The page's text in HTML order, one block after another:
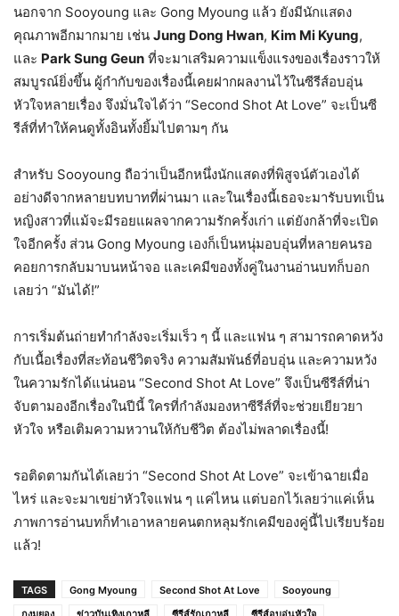
นอกจาก Sooyoung และ Gong Myoung แล้ว ยังมีนักแสดง
คุณภาพอีกมากมาย เช่น Jung Dong Hwan, Kim Mi Kyung,
และ Park Sung Geun ที่จะมาเสริมความแข็งแรงของเรื่องราวให้
สมบูรณ์ยิ่งขึ้น ผู้กำกับของเรื่องนี้เคยฝากผลงานไว้ในซีรีส์อบอุ่น
หัวใจหลายเรื่อง จึงมั่นใจได้ว่า “Second Shot At Love” จะเป็นซี
รีส์ที่ทำให้คนดูทั้งอินทั้งยิ้มไปตามๆ กัน
สำหรับ Sooyoung ถือว่าเป็นอีกหนึ่งนักแสดงที่พิสูจน์ตัวเองได้
อย่างดีจากหลายบทบาทที่ผ่านมา และในเรื่องนี้เธอจะมารับบทเป็น
หญิงสาวที่แม้จะมีรอยแผลจากความรักครั้งเก่า แต่ยังกล้าที่จะเปิด
ใจอีกครั้ง ส่วน Gong Myoung เองก็เป็นหนุ่มอบอุ่นที่หลายคนรอ
คอยการกลับมาบนหน้าจอ และเคมีของทั้งคู่ในงานอ่านบทก็บอก
เลยว่า “มันได้!”
การเริ่มต้นถ่ายทำกำลังจะเริ่มเร็ว ๆ นี้ และแฟน ๆ สามารถคาดหวัง
กับเนื้อเรื่องที่สะท้อนชีวิตจริง ความสัมพันธ์ที่อบอุ่น และความหวัง
ในความรักได้แน่นอน “Second Shot At Love” จึงเป็นซีรีส์ที่น่า
จับตามองอีกเรื่องในปีนี้ ใครที่กำลังมองหาซีรีส์ที่จะช่วยเยียวยา
หัวใจ หรือเติมความหวานให้กับชีวิต ต้องไม่พลาดเรื่องนี้!
รอติดตามกันได้เลยว่า “Second Shot At Love” จะเข้าฉายเมื่อ
ไหร่ และจะมาเขย่าหัวใจแฟน ๆ แค่ไหน แต่บอกไว้เลยว่าแค่เห็น
ภาพการอ่านบทก็ทำเอาหลายคนตกหลุมรักเคมีของคู่นี้ไปเรียบร้อย
แล้ว!
TAGS Gong Myoung Second Shot At Love
Sooyoung